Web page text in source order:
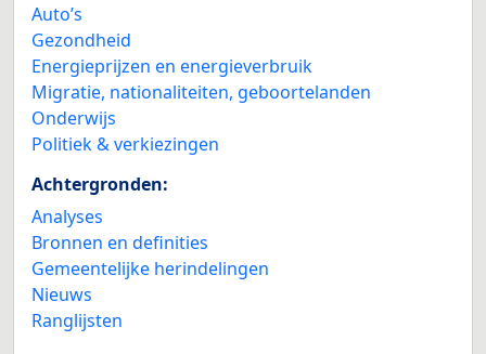
Auto’s
Gezondheid
Energieprijzen en energieverbruik
Migratie, nationaliteiten, geboortelanden
Onderwijs
Politiek & verkiezingen
Achtergronden:
Analyses
Bronnen en definities
Gemeentelijke herindelingen
Nieuws
Ranglijsten